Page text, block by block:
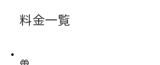
料金一覧